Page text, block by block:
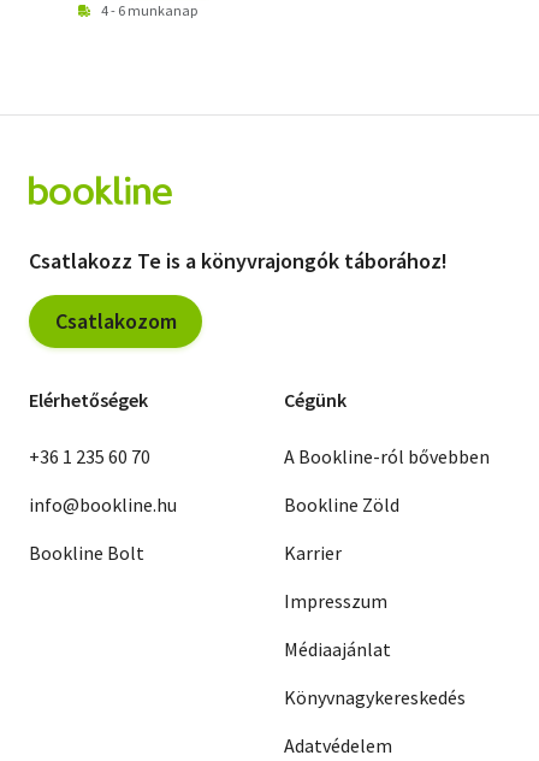
4 - 6 munkanap
Csatlakozz Te is a könyvrajongók táborához!
Csatlakozom
Elérhetőségek
+36 1 235 60 70
info@bookline.hu
Bookline Bolt
Cégünk
A Bookline-ról bővebben
Bookline Zöld
Karrier
Impresszum
Médiaajánlat
Könyvnagykereskedés
Adatvédelem